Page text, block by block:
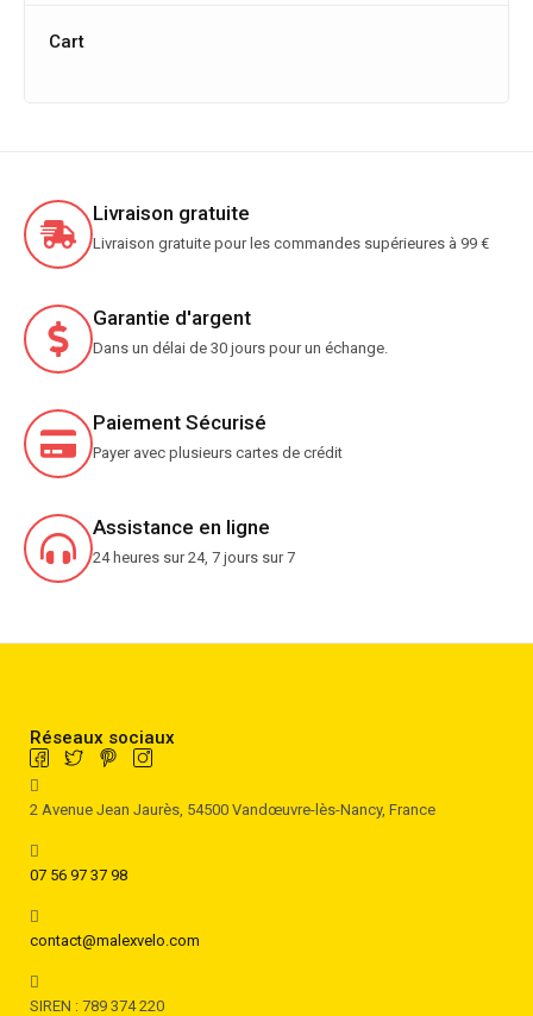
Cart
Livraison gratuite
Livraison gratuite pour les commandes supérieures à 99 €
Garantie d'argent
Dans un délai de 30 jours pour un échange.
Paiement Sécurisé
Payer avec plusieurs cartes de crédit
Assistance en ligne
24 heures sur 24, 7 jours sur 7
Réseaux sociaux
2 Avenue Jean Jaurès, 54500 Vandœuvre-lès-Nancy, France
07 56 97 37 98
contact@malexvelo.com
SIREN : 789 374 220